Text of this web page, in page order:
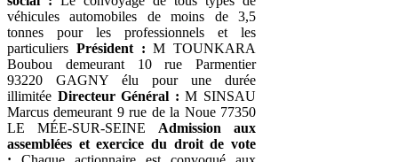
véhicules automobiles de moins de 3,5
tonnes pour les professionnels et les
particuliers Président : M TOUNKARA
Boubou demeurant 10 rue Parmentier
93220 GAGNY élu pour une durée
illimitée Directeur Général : M SINSAU
Marcus demeurant 9 rue de la Noue 77350
LE MÉE-SUR-SEINE Admission aux
assemblées et exercice du droit de vote